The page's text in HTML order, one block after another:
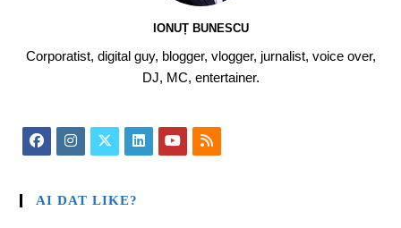
IONUȚ BUNESCU
Corporatist, digital guy, blogger, vlogger, jurnalist, voice over,
DJ, MC, entertainer.
AI DAT LIKE?